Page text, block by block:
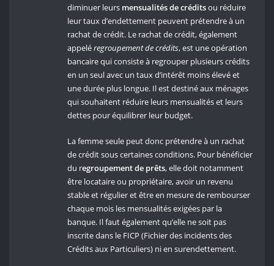
diminuer leurs mensualités de créditsou réduire
leur taux d’endettement peuvent prétendre à un
rachat de crédit. Le rachat de crédit, également
appeléregroupement de crédits, est une opération
bancaire qui consiste à regrouper plusieurs crédits
en un seul avec un taux d’intérêt moins élevé et
une durée plus longue. Il est destiné aux ménages
qui souhaitent réduire leurs mensualités et leurs
dettes pour équilibrer leur budget.
La femme seule peut donc prétendre à un rachat
de crédit sous certaines conditions. Pour bénéficier
du regroupement de prêts, elle doit notamment
être locataire ou propriétaire, avoir un revenu
stable et régulier et être en mesure de rembourser
chaque mois les mensualités exigées par la
banque. Il faut également qu’elle ne soit pas
inscrite dans le FICP (Fichier des incidents des
Crédits aux Particuliers) ni en surendettement.